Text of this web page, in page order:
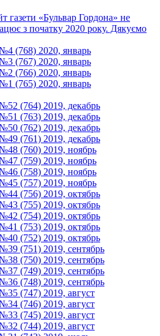
газети «Бульвар Гордона» не
з початку 2020 року. Дякуємо
(768) 2020, январь
(767) 2020, январь
(766) 2020, январь
(765) 2020, январь
(764) 2019, декабрь
(763) 2019, декабрь
(762) 2019, декабрь
(761) 2019, декабрь
(760) 2019, ноябрь
(759) 2019, ноябрь
(758) 2019, ноябрь
(757) 2019, ноябрь
(756) 2019, октябрь
(755) 2019, октябрь
(754) 2019, октябрь
(753) 2019, октябрь
(752) 2019, октябрь
(751) 2019, сентябрь
(750) 2019, сентябрь
(749) 2019, сентябрь
(748) 2019, сентябрь
(747) 2019, август
(746) 2019, август
(745) 2019, август
(744) 2019, август